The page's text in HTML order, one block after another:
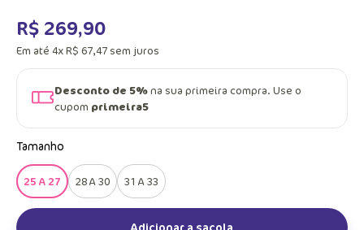
R$ 269,90
Em até 4xR$ 67,47 sem juros
Desconto de 5%na sua primeira compra. Use o
cupom primeira5
Tamanho
25 A 27 28 A 30 31 A 33